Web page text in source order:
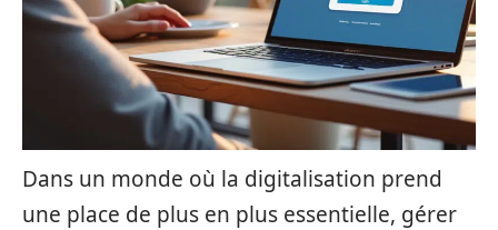
Dans un monde où la digitalisation prend
une place de plus en plus essentielle, gérer